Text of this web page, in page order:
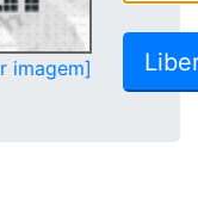
imagem]